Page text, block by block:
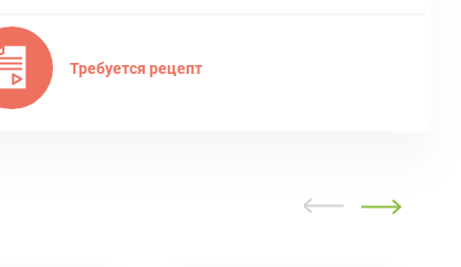
Требуется рецепт